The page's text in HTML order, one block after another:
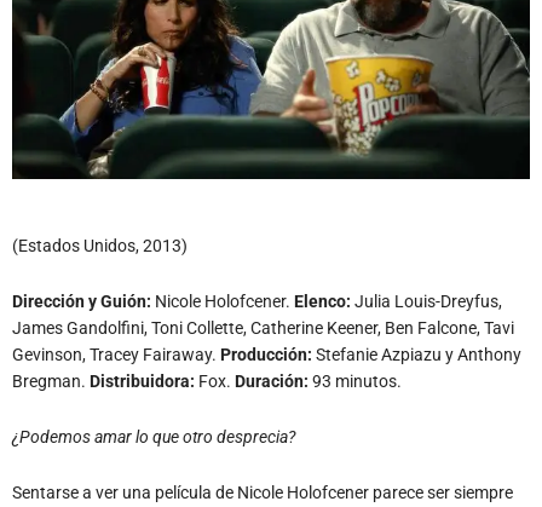
(Estados Unidos, 2013)
Dirección y Guión: Nicole Holofcener. Elenco: Julia Louis-Dreyfus,
James Gandolfini, Toni Collette, Catherine Keener, Ben Falcone, Tavi
Gevinson, Tracey Fairaway. Producción: Stefanie Azpiazu y Anthony
Bregman. Distribuidora: Fox. Duración: 93 minutos.
¿Podemos amar lo que otro desprecia?
Sentarse a ver una película de Nicole Holofcener parece ser siempre